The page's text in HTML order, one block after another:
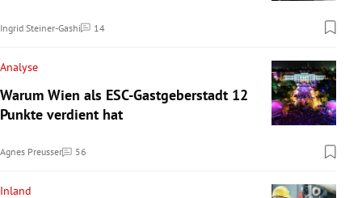
Ingrid Steiner-Gashi 14
Kommentare
Analyse
Warum Wien als ESC-Gastgeberstadt 12
Punkte verdient hat
Agnes Preusser 56
Kommentare
Inland